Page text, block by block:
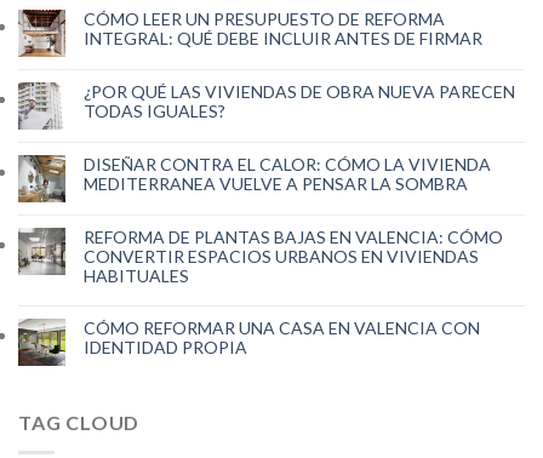
CÓMO LEER UN PRESUPUESTO DE REFORMA
INTEGRAL: QUÉ DEBE INCLUIR ANTES DE FIRMAR
¿POR QUÉ LAS VIVIENDAS DE OBRA NUEVA PARECEN
TODAS IGUALES?
DISEÑAR CONTRA EL CALOR: CÓMO LA VIVIENDA
MEDITERRANEA VUELVE A PENSAR LA SOMBRA
REFORMA DE PLANTAS BAJAS EN VALENCIA: CÓMO
CONVERTIR ESPACIOS URBANOS EN VIVIENDAS
HABITUALES
CÓMO REFORMAR UNA CASA EN VALENCIA CON
IDENTIDAD PROPIA
TAG CLOUD